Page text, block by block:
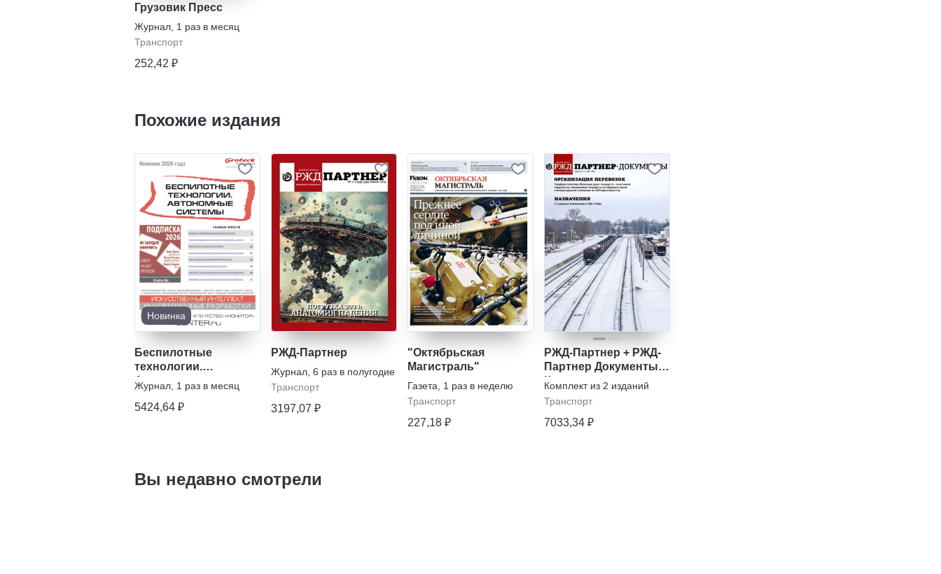
Грузовик Пресс
Журнал 1 раз в месяц
Транспорт
252,42 ₽
Похожие издания
Новинка
Беспилотные
технологии.
Автономные системы
Журнал 1 раз в месяц
5424,64 ₽
РЖД-Партнер
Журнал 6 раз в полугодие
Транспорт
3197,07 ₽
"Октябрьская
Магистраль"
Газета
1 раз в неделю
Транспорт
227,18 ₽
РЖД-Партнер + РЖД-
Партнер Документы.
Комплект
Комплект из 2 изданий
Транспорт
7033,34 ₽
Вы недавно смотрели